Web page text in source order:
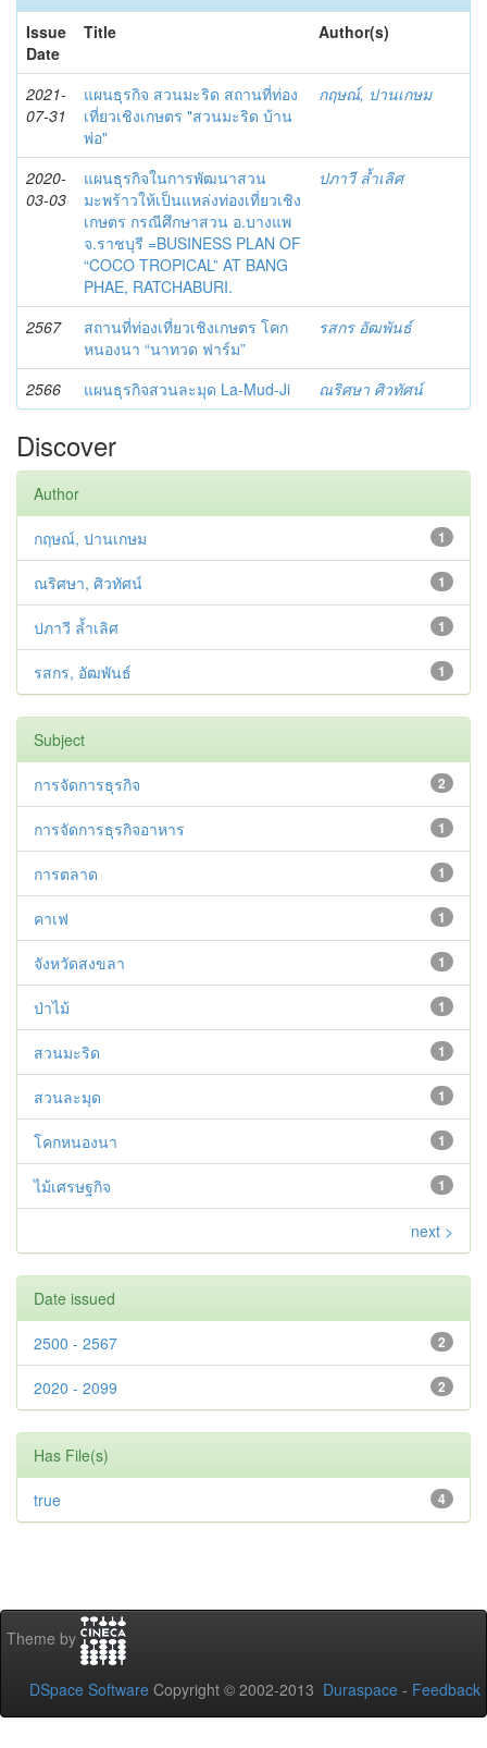
Issue
Date
Title Author(s)
2021-
07-31
แผนธุรกิจ สวนมะริด สถานที่ท่อง
เที่ยวเชิงเกษตร "สวนมะริด บ้าน
พ่อ"
กฤษณ์, ปานเกษม
2020-
03-03
แผนธุรกิจในการพัฒนาสวน
มะพร้าวให้เป็นแหล่งท่องเที่ยวเชิง
เกษตร กรณีศึกษาสวน อ.บางแพ
จ.ราชบุรี =BUSINESS PLAN OF
“COCO TROPICAL” AT BANG
PHAE, RATCHABURI.
ปภาวี ล้ำเลิศ
2567
สถานที่ท่องเที่ยวเชิงเกษตร โคก
หนองนา “นาทวด ฟาร์ม”
รสกร อัฒพันธ์
2566 แผนธุรกิจสวนละมุด La-Mud-Ji ณริศษา ศิวทัศน์
Discover
Author
1
กฤษณ์, ปานเกษม
1
ณริศษา, ศิวทัศน์
1
ปภาวี ล้ำเลิศ
1
รสกร, อัฒพันธ์
Subject
2
การจัดการธุรกิจ
1
การจัดการธุรกิจอาหาร
1
การตลาด
1
คาเฟ
1
จังหวัดสงขลา
1
ป่าไม้
1
สวนมะริด
1
สวนละมุด
1
โคกหนองนา
1
ไม้เศรษฐกิจ
next >
Date issued
2
2500 - 2567
2
2020 - 2099
Has File(s)
4
true
Theme by
DSpace Software Copyright © 2002-2013 Duraspace - Feedback